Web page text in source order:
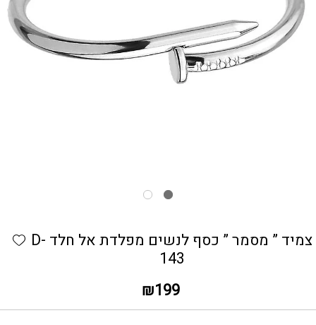
צמיד ” מסמר ” כסף לנשים מפלדת אל חלד D-
143
₪199